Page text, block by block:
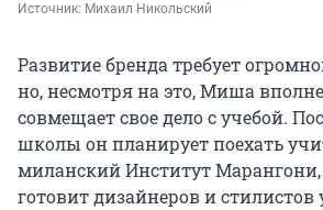
Источник: Михаил Никольский
Развитие бренда требует
но, несмотря на это, Миша
совмещает свое дело с учебой.
школы он планирует поехать
миланский Институт
готовит дизайнеров и стилистов